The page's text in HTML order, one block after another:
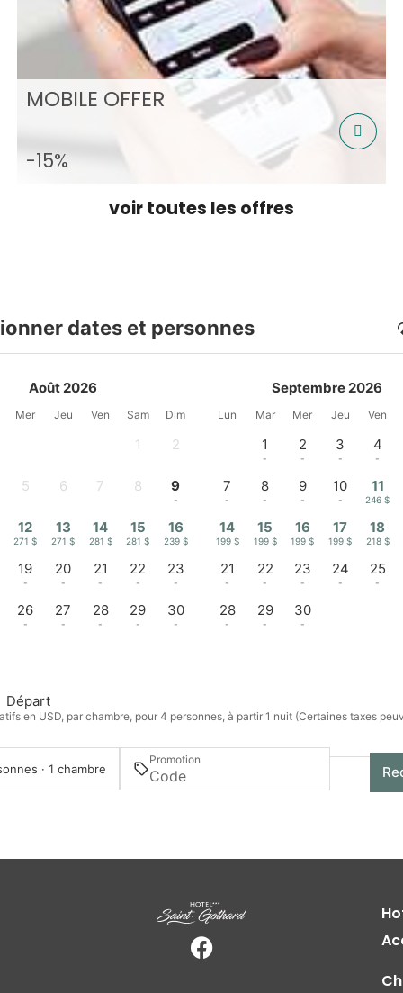
MOBILE OFFER
-15%
voir toutes les offres
dates et personnes
Août 2026
Mer Jeu Ven Sam Dim
1 2
5 6 7 8 9
-
12
271 $
13
271 $
14
281 $
15
281 $
16
239 $
19
-
20
-
21
-
22
-
23
-
26
-
27
-
28
-
29
-
30
-
Septembre 2026
Lun Mar Mer Jeu Ven
1
-
2
-
3
-
4
-
7
-
8
-
9
-
10
-
11
246 $
14
199 $
15
199 $
16
199 $
17
199 $
18
218 $
21
-
22
-
23
-
24
-
25
-
28
-
29
-
30
-
Départ
en USD, par chambre, pour 4 personnes, à partir 1 nuit (Certaines taxes
· 1 chambre
Promotion